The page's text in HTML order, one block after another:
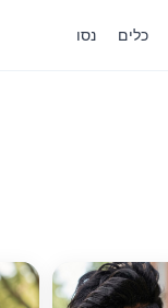
כלים נסו